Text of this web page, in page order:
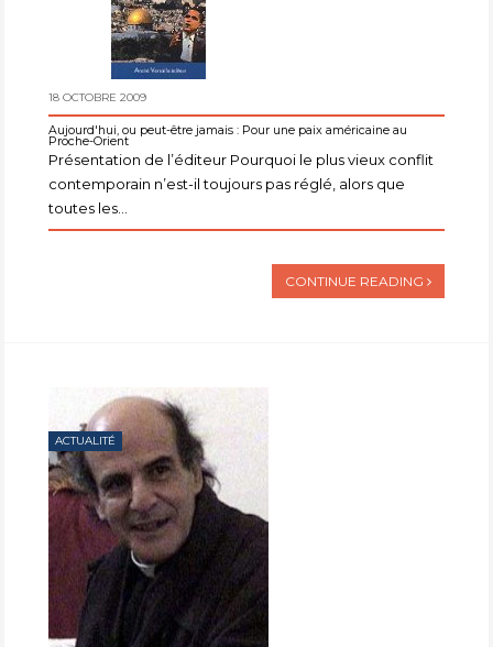
18 OCTOBRE 2009
Aujourd'hui, ou peut-être jamais : Pour une paix américaine au
Proche-Orient
Présentation de l’éditeur Pourquoi le plus vieux conflit
contemporain n’est-il toujours pas réglé, alors que
toutes les...
CONTINUE READING
ACTUALITÉ